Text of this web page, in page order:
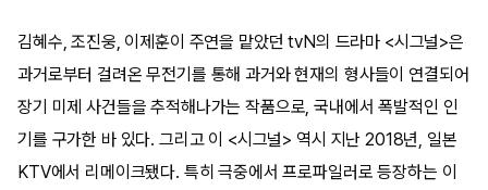
김혜수, 조진웅, 이제훈이 주연을 맡았던 tvN의 드라마 <시그널>은
과거로부터 걸려온 무전기를 통해 과거와 현재의 형사들이 연결되어
장기 미제 사건들을 추적해나가는 작품으로, 국내에서 폭발적인 인
기를 구가한 바 있다. 그리고 이 <시그널> 역시 지난 2018년, 일본
KTV에서 리메이크됐다. 특히 극중에서 프로파일러로 등장하는 이